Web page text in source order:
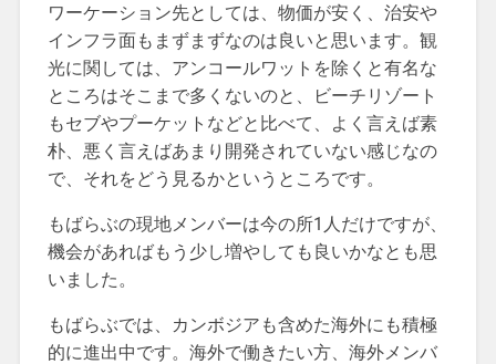
ワーケーション先としては、物価が安く、治安や
インフラ面もまずまずなのは良いと思います。観
光に関しては、アンコールワットを除くと有名な
ところはそこまで多くないのと、ビーチリゾート
もセブやプーケットなどと比べて、よく言えば素
朴、悪く言えばあまり開発されていない感じなの
で、それをどう見るかというところです。
もばらぶの現地メンバーは今の所1人だけですが、
機会があればもう少し増やしても良いかなとも思
いました。
もばらぶでは、カンボジアも含めた海外にも積極
的に進出中です。海外で働きたい方、海外メンバ